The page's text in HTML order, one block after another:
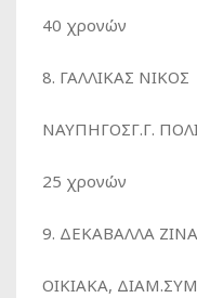
40 χρονών
8. ΓΑΛΛΙΚΑΣ ΝΙΚΟΣ
ΝΑΥΠΗΓΟΣΓ.Γ.
25 χρονών
9. ΔΕΚΑΒΑΛΛΑ ΖΙΝΑ
ΟΙΚΙΑΚΑ,